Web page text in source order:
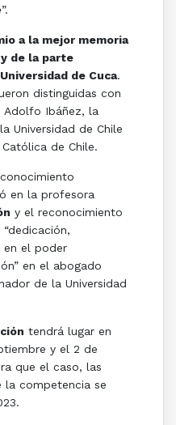
”.
a la mejor memoria
de la parte
Universidad de Cuca.
distinguidas con
Adolfo Ibáñez, la
Universidad de Chile
de Chile.
en la profesora
y el reconocimiento
en el poder
en el abogado
de la Universidad
tendrá lugar en
y el 2 de
que el caso, las
la competencia se